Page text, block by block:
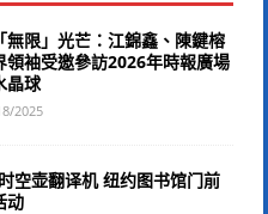
無限」光芒：江錦鑫、陳鍵榕
領袖受邀參訪2026年時報廣場
晶球
2025
空壶翻译机 纽约图书馆门前
动